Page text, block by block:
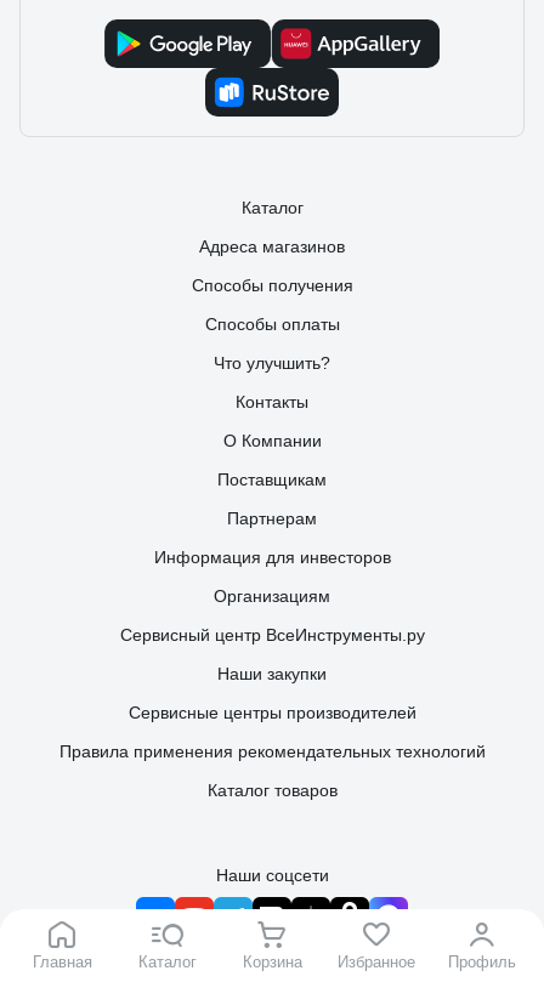
Главная Каталог Корзина Избранное Профиль
Каталог
Адреса магазинов
Способы получения
Способы оплаты
Что улучшить?
Контакты
О Компании
Поставщикам
Партнерам
Информация для инвесторов
Организациям
Сервисный центр ВсеИнструменты.ру
Наши закупки
Сервисные центры производителей
Правила применения рекомендательных технологий
Каталог товаров
Наши соцсети
Чат для бизнес-клиентов